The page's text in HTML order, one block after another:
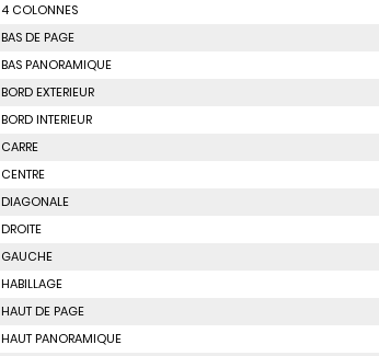
4 COLONNES
BAS DE PAGE
BAS PANORAMIQUE
BORD EXTERIEUR
BORD INTERIEUR
CARRE
CENTRE
DIAGONALE
DROITE
GAUCHE
HABILLAGE
HAUT DE PAGE
HAUT PANORAMIQUE